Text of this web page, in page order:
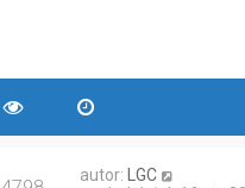
autor:
LGC